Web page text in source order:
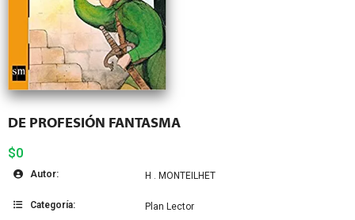
DE PROFESIÓN FANTASMA
$0
Autor: H . MONTEILHET
Categoría: Plan Lector